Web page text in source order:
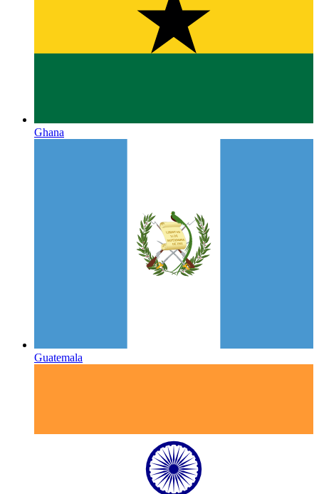
Ghana
Guatemala